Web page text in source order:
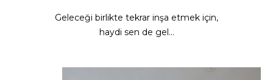
Geleceği birlikte tekrar inşa etmek için,
haydi sen de gel…